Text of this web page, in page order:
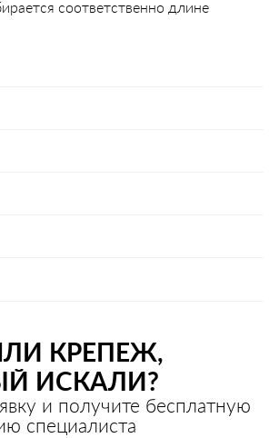
соответственно длине
КРЕПЕЖ,
ИСКАЛИ?
и получите бесплатную
специалиста